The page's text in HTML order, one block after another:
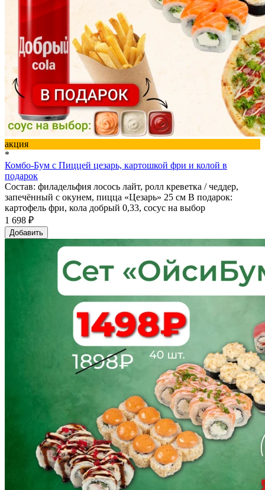
акция
*
Комбо-Бум с Пиццей цезарь, картошкой фри и колой в
подарок
Состав: филадельфия лосось лайт, ролл креветка / чеддер,
запечённый с окунем, пицца «Цезарь» 25 см В подарок:
картофель фри, кола добрый 0,33, сосус на выбор
1 698 ₽
Добавить